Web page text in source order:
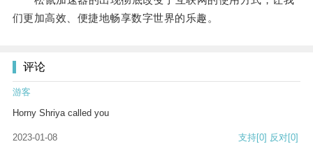
们更加高效、便捷地畅享数字世界的乐趣。
评论
游客
Horny Shriya called you
2023-01-08 支持[0] 反对[0]